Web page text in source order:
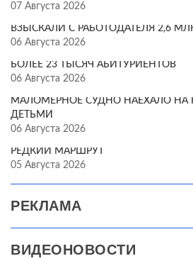
07 Августа 2026
ВЗЫСКАЛИ С РАБОТОДАТЕЛЯ 2,6
06 Августа 2026
БОЛЕЕ 23 ТЫСЯЧ АБИТУРИЕНТОВ
06 Августа 2026
МАЛОМЕРНОЕ СУДНО НАЕХАЛО НА
ДЕТЬМИ
06 Августа 2026
РЕДКИЙ МАРШРУТ
05 Августа 2026
РЕКЛАМА
ВИДЕОНОВОСТИ